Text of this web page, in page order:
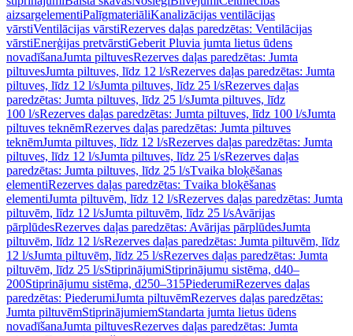
aizsargelementiPalīgmateriāliKanalizācijas ventilācijas
vārstiVentilācijas vārstiRezerves daļas paredzētas: Ventilācijas
vārstiEnerģijas pretvārstiGeberit Pluvia jumta lietus ūdens
novadīšanaJumta piltuvesRezerves daļas paredzētas: Jumta
piltuvesJumta piltuves, līdz 12 l/sRezerves daļas paredzētas: Jumta
piltuves, līdz 12 l/sJumta piltuves, līdz 25 l/sRezerves daļas
paredzētas: Jumta piltuves, līdz 25 l/sJumta piltuves, līdz
100 l/sRezerves daļas paredzētas: Jumta piltuves, līdz 100 l/sJumta
piltuves teknēmRezerves daļas paredzētas: Jumta piltuves
teknēmJumta piltuves, līdz 12 l/sRezerves daļas paredzētas: Jumta
piltuves, līdz 12 l/sJumta piltuves, līdz 25 l/sRezerves daļas
paredzētas: Jumta piltuves, līdz 25 l/sTvaika bloķēšanas
elementiRezerves daļas paredzētas: Tvaika bloķēšanas
elementiJumta piltuvēm, līdz 12 l/sRezerves daļas paredzētas: Jumta
piltuvēm, līdz 12 l/sJumta piltuvēm, līdz 25 l/sAvārijas
pārplūdesRezerves daļas paredzētas: Avārijas pārplūdesJumta
piltuvēm, līdz 12 l/sRezerves daļas paredzētas: Jumta piltuvēm, līdz
12 l/sJumta piltuvēm, līdz 25 l/sRezerves daļas paredzētas: Jumta
piltuvēm, līdz 25 l/sStiprinājumiStiprinājumu sistēma, d40–
200Stiprinājumu sistēma, d250–315PiederumiRezerves daļas
paredzētas: PiederumiJumta piltuvēmRezerves daļas paredzētas:
Jumta piltuvēmStiprinājumiemStandarta jumta lietus ūdens
novadīšanaJumta piltuvesRezerves daļas paredzētas: Jumta